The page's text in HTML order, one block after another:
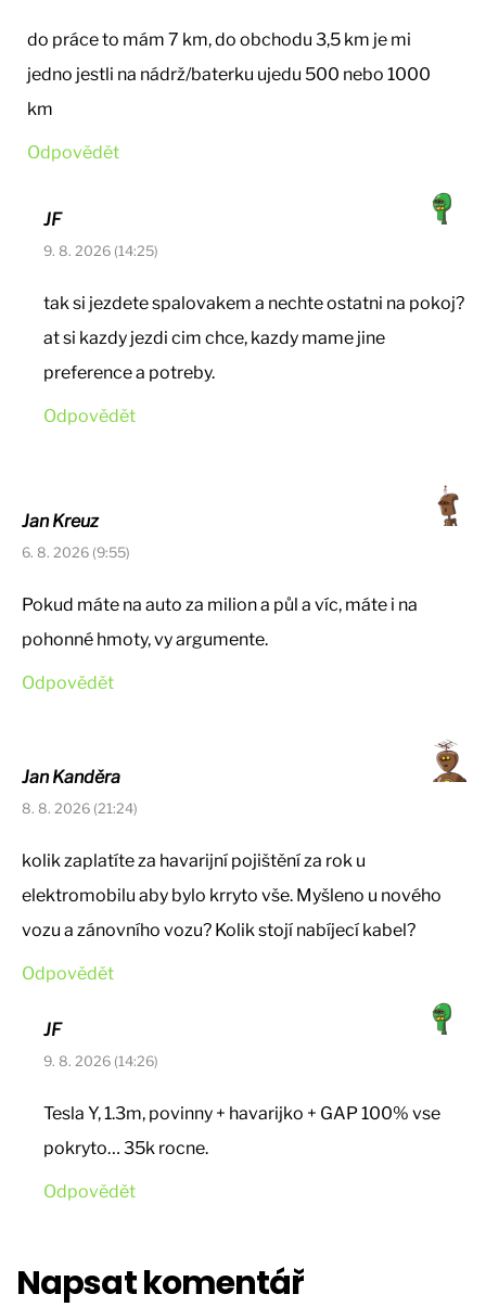
do práce to mám 7 km, do obchodu 3,5 km je mi
jedno jestli na nádrž/baterku ujedu 500 nebo 1000
km
Odpovědět
JF
9. 8. 2026 (14:25)
tak si jezdete spalovakem a nechte ostatni na pokoj?
at si kazdy jezdi cim chce, kazdy mame jine
preference a potreby.
Odpovědět
Jan Kreuz
6. 8. 2026 (9:55)
Pokud máte na auto za milion a půl a víc, máte i na
pohonné hmoty, vy argumente.
Odpovědět
Jan Kanděra
8. 8. 2026 (21:24)
kolik zaplatíte za havarijní pojištění za rok u
elektromobilu aby bylo krryto vše. Myšleno u nového
vozu a zánovního vozu? Kolik stojí nabíjecí kabel?
Odpovědět
JF
9. 8. 2026 (14:26)
Tesla Y, 1.3m, povinny + havarijko + GAP 100% vse
pokryto… 35k rocne.
Odpovědět
Napsat komentář